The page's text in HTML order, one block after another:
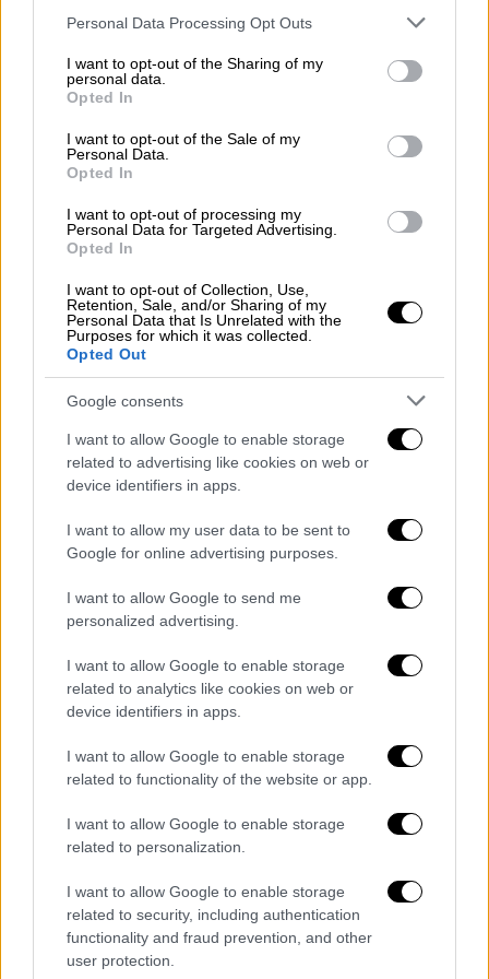
Please note that this website/app uses one or more Google
not limited to your visit or usage behaviour. You may click to
grant or deny consent to Google and its third-party tags to
use your data for below specified purposes in below Google
consent section.
Personal Data Processing Opt Outs
I want to opt-out of the Sharing of my
personal data.
Opted In
I want to opt-out of the Sale of my
Personal Data.
Opted In
I want to opt-out of processing my
Personal Data for Targeted Advertising.
Opted In
I want to opt-out of Collection, Use,
Retention, Sale, and/or Sharing of my
Personal Data that Is Unrelated with the
Purposes for which it was collected.
Opted Out
Google consents
I want to allow Google to enable storage
related to advertising like cookies on web or
device identifiers in apps.
I want to allow my user data to be sent to
Google for online advertising purposes.
I want to allow Google to send me
personalized advertising.
I want to allow Google to enable storage
related to analytics like cookies on web or
device identifiers in apps.
I want to allow Google to enable storage
related to functionality of the website or app.
I want to allow Google to enable storage
related to personalization.
I want to allow Google to enable storage
related to security, including authentication
functionality and fraud prevention, and other
user protection.
φυλακή, σου σώζω το τομάρι»
Η κίνηση αυτή θα περιλάμβανε περισσότερες
χώρες που θα φιλοξενούσαν τα λεγόμενα
αμερικανικά αεροσκάφη διπλής ικανότητας
(Dual-Capable Aircraft – DCA), τα οποία
μπορούν να πραγματοποιήσουν πυρηνικά
ότι δεν επίκειται άμεσα κάποια συμφωνία
για επέκταση της φιλοξενίας αμερικανικών
πυρηνικών όπλων.
Εκδήλωση ενδιαφέροντος
Χώρες της ανατολικής πτέρυγας του ΝΑΤΟ,
συμπεριλαμβανομένης της Πολωνίας και
εκδηλώσει ενδιαφέρον να φιλοξενήσουν
βάσεις DCA, σύμφωνα με το δημοσίευμα, το
οποίο προσθέτει ότι οι σχετικές συζητήσεις
συνεχίζονται στο πλαίσιο των μηχανισμών
Ο επικεφαλής πολιτικής του Πενταγώνου,
Έλμπριτζ Κόλμπι, έχει δηλώσει δημόσια στο
παρελθόν ότιοι Ηνωμένες Πολιτείες θα
συνεχίσουν να χρησιμοποιούν την πυρηνική
τους αποτρεπτική ισχύ για την προστασία
των συμμάχων του ΝΑΤΟ, ακόμη και αν οι
πρωταγωνιστικό ρόλο στις συμβατικές
στρατιωτικές δυνάμεις.
Όπως είναι γνωστό, ο πρόεδρος των ΗΠΑ,